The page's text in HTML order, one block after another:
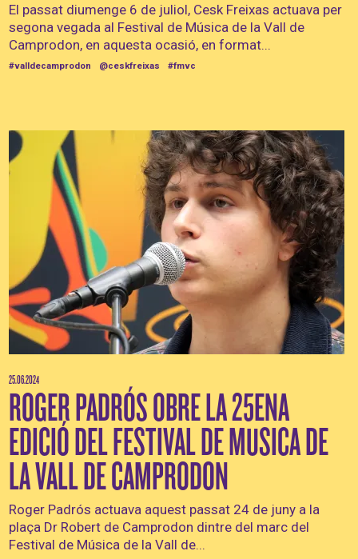
El passat diumenge 6 de juliol, Cesk Freixas actuava per
segona vegada al Festival de Música de la Vall de
Camprodon, en aquesta ocasió, en format...
#valldecamprodon @ceskfreixas #fmvc
25.06.2024
ROGER PADRÓS OBRE LA 25ENA
EDICIÓ DEL FESTIVAL DE MUSICA DE
LA VALL DE CAMPRODON
Roger Padrós actuava aquest passat 24 de juny a la
plaça Dr Robert de Camprodon dintre del marc del
Festival de Música de la Vall de...